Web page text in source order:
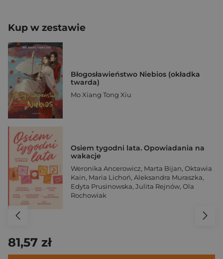
Kup w zestawie
Błogosławieństwo Niebios (okładka
twarda)
Mo Xiang Tong Xiu
Osiem tygodni lata. Opowiadania na
wakacje
Weronika Ancerowicz, Marta Bijan, Oktawia
Kain, Maria Lichoń, Aleksandra Muraszka,
Edyta Prusinowska, Julita Rejnów, Ola
Rochowiak
81,57 zł